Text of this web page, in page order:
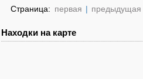
Страница: первая | предыдущая
Находки на карте